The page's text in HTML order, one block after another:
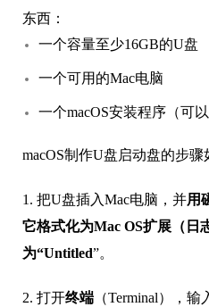
东西：
一个容量至少16GB的U盘
一个可用的Mac电脑
一个macOS安装程序（可以
macOS制作U盘启动盘的步骤
1. 把U盘插入Mac电脑，并用
它格式化为Mac OS扩展（日
为“Untitled”。
2. 打开终端 （Terminal），